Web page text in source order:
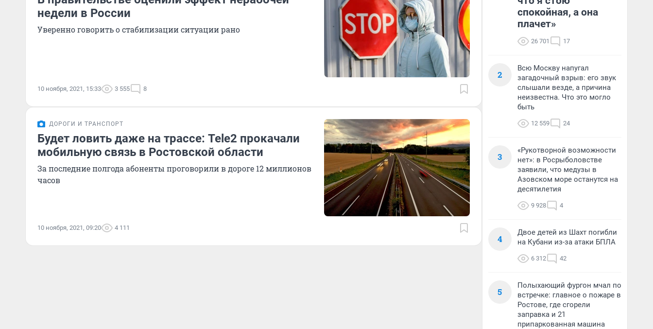
недели в России
Уверенно говорить о стабилизации ситуации рано
10 ноября, 2021, 15:33 3 555 8
ДОРОГИ И ТРАНСПОРТ
Будет ловить даже на трассе: Tele2 прокачали
мобильную связь в Ростовской области
За последние полгода абоненты проговорили в дороге 12 миллионов
часов
10 ноября, 2021, 09:20 4 111
спокойная, а она
плачет»
26 701 17
2
Всю Москву напугал
загадочный взрыв: его звук
слышали везде, а причина
неизвестна. Что это могло
быть
12 559 24
3
«Рукотворной возможности
нет»: в Росрыболовстве
заявили, что медузы в
Азовском море останутся на
десятилетия
9 928 4
4
Двое детей из Шахт погибли
на Кубани из-за атаки БПЛА
6 312 42
5
Полыхающий фургон мчал по
встречке: главное о пожаре в
Ростове, где сгорели
заправка и 21
припаркованная машина